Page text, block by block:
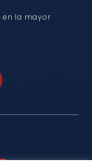
en la mayor